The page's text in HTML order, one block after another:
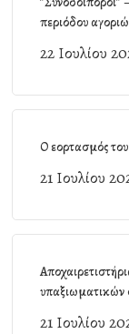
περιόδου
22 Ιουλίου
Ο εορτασμός
21 Ιουλίου
υπαξιωματικών
21 Ιουλίου